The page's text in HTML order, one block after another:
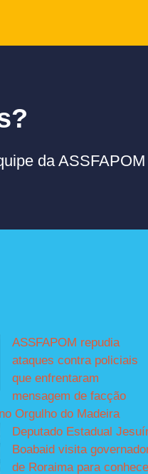
da
ASSFAPOM repudia
ataques contra policiais
que enfrentaram
mensagem de facção
Orgulho do Madeira
Deputado Estadual
Boabaid visita
de Roraima para